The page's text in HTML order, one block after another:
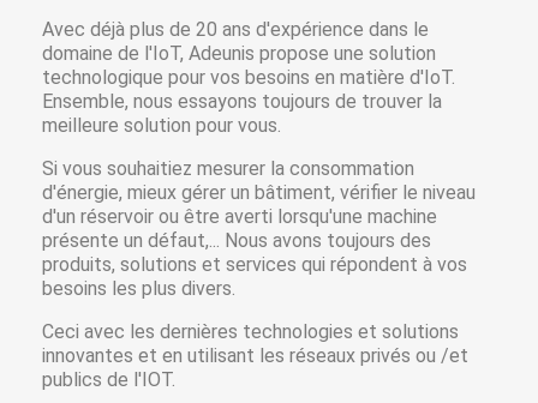
Avec déjà plus de 20 ans d'expérience dans le
domaine de l'IoT, Adeunis propose une solution
technologique pour vos besoins en matière d'IoT.
Ensemble, nous essayons toujours de trouver la
meilleure solution pour vous.
Si vous souhaitiez mesurer la consommation
d'énergie, mieux gérer un bâtiment, vérifier le niveau
d'un réservoir ou être averti lorsqu'une machine
présente un défaut,... Nous avons toujours des
produits, solutions et services qui répondent à vos
besoins les plus divers.
Ceci avec les dernières technologies et solutions
innovantes et en utilisant les réseaux privés ou /et
publics de l'IOT.